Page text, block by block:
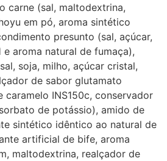
carne (sal, maltodextrina,
em pó, aroma sintético
presunto (sal, açúcar,
e aroma natural de fumaça),
soja, milho, açúcar cristal,
de sabor glutamato
caramelo INS150c, conservador
de potássio), amido de
sintético idêntico ao natural de
artificial de bife, aroma
maltodextrina, realçador de